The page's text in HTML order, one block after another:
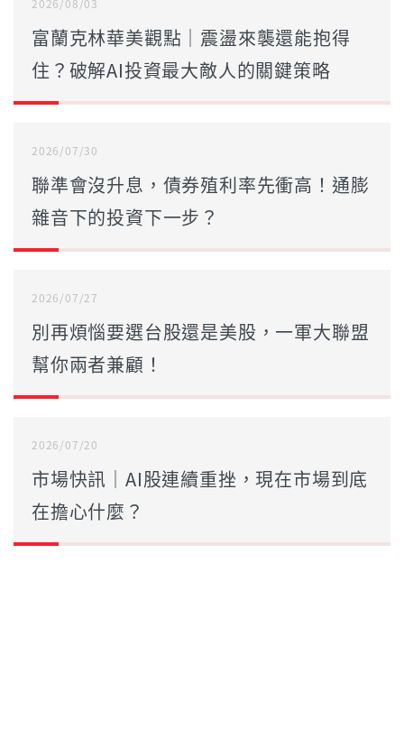
富蘭克林華美觀點｜震盪來襲還能抱得
住？破解AI投資最大敵人的關鍵策略
2026/07/30
聯準會沒升息，債券殖利率先衝高！通膨
雜音下的投資下一步？
2026/07/27
別再煩惱要選台股還是美股，一軍大聯盟
幫你兩者兼顧！
2026/07/20
市場快訊｜AI股連續重挫，現在市場到底
在擔心什麼？